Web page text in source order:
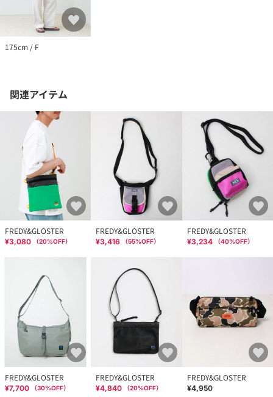
175cm / F
関連アイテム
FREDY&GLOSTER
¥3,080 （20%OFF）
FREDY&GLOSTER
¥3,416 （55%OFF）
FREDY&GLOSTER
¥3,234 （40%OFF）
FREDY&GLOSTER
¥7,700 （30%OFF）
FREDY&GLOSTER
¥4,840 （20%OFF）
FREDY&GLOSTER
¥4,950